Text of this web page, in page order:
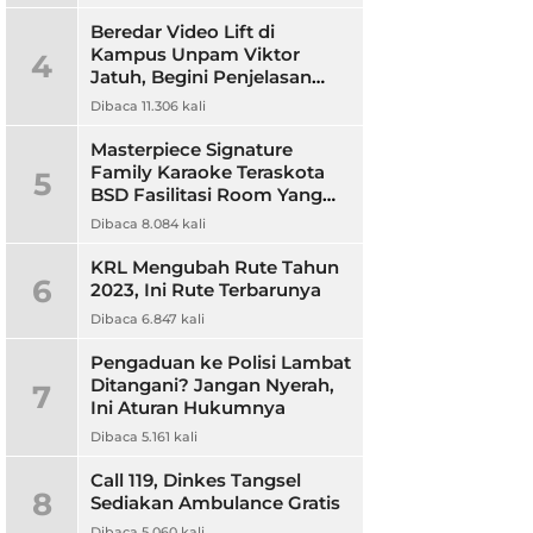
4
Beredar Video Lift di
Kampus Unpam Viktor
Jatuh, Begini Penjelasan
Rektor Unpam
Dibaca 11.306 kali
5
Masterpiece Signature
Family Karaoke Teraskota
BSD Fasilitasi Room Yang
Nyaman dan Harga
Dibaca 8.084 kali
6
KRL Mengubah Rute Tahun
2023, Ini Rute Terbarunya
Dibaca 6.847 kali
7
Pengaduan ke Polisi Lambat
Ditangani? Jangan Nyerah,
Ini Aturan Hukumnya
Dibaca 5.161 kali
8
Call 119, Dinkes Tangsel
Sediakan Ambulance Gratis